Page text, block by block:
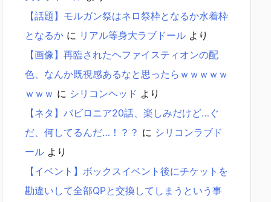
【話題】モルガン祭はネロ祭枠となるか水着枠
となるか に リアル等身大ラブドール より
【画像】再臨されたヘファイスティオンの配
色、なんか既視感あるなと思ったらｗｗｗｗｗ
ｗｗｗ に シリコンヘッド より
【ネタ】バビロニア20話、楽しみだけど…ぐ
だ、何してるんだ…！？？ に シリコンラブド
ール より
【イベント】ボックスイベント後にチケットを
勘違いして全部QPと交換してしまうという事